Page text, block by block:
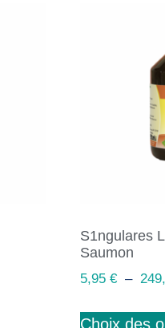
S1ngulares
Saumon
5,95€ –
Choix des